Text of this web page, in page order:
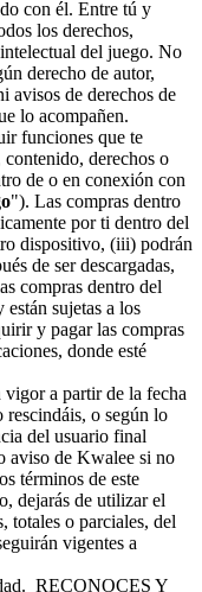
con él. Entre tú y
los derechos,
del juego. No
derecho de autor,
avisos de derechos de
lo acompañen.
funciones que te
derechos o
de o en conexión con
"). Las compras dentro
por ti dentro del
dispositivo, (iii) podrán
de ser descargadas,
compras dentro del
sujetas a los
y pagar las compras
donde esté
a partir de la fecha
o según lo
del usuario final
aviso de Kwalee si no
términos de este
dejarás de utilizar el
totales o parciales, del
vigentes a
RECONOCES Y